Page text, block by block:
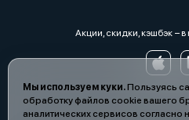
Мы используем куки.Пользуясь
обработку файлов cookie вашего
аналитических сервисов согласно
Акции, скидки, кэшбэк −